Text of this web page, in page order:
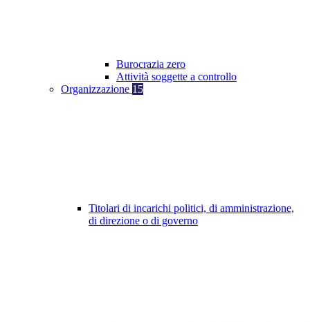
Burocrazia zero
Attività soggette a controllo
Organizzazione 15
Titolari di incarichi politici, di amministrazione,
di direzione o di governo